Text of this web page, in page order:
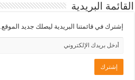
القائمة البريدية
إشترك في قائمتنا البريدية ليصلك جديد الموقع.